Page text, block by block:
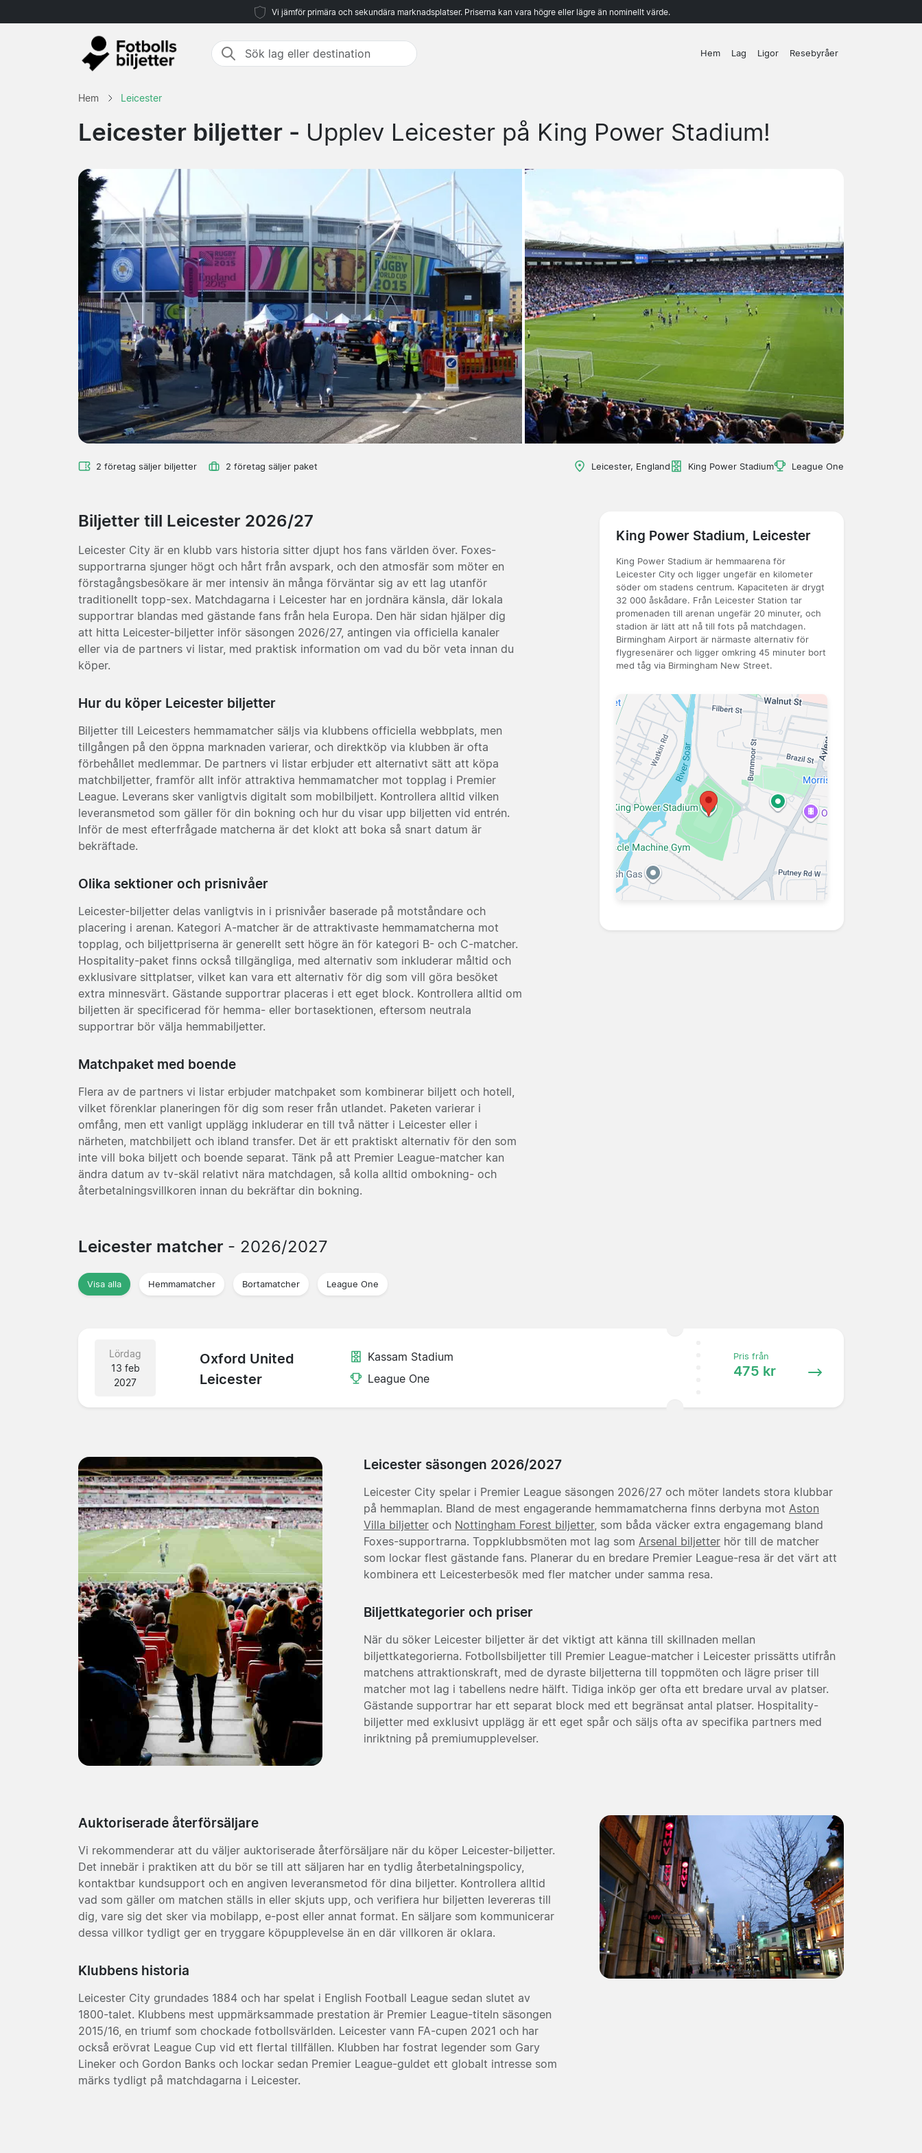
Vi jämför primära och sekundära marknadsplatser. Priserna kan vara högre eller lägre än nominellt värde.
Hem Lag Ligor Resebyråer
Hem Leicester
Leicester biljetter - Upplev Leicester på King Power Stadium!
2 företag säljer biljetter 2 företag säljer paket Leicester, England King Power Stadium League One
Biljetter till Leicester 2026/27
Leicester City är en klubb vars historia sitter djupt hos fans världen över. Foxes-
supportrarna sjunger högt och hårt från avspark, och den atmosfär som möter en
förstagångsbesökare är mer intensiv än många förväntar sig av ett lag utanför
traditionellt topp-sex. Matchdagarna i Leicester har en jordnära känsla, där lokala
supportrar blandas med gästande fans från hela Europa. Den här sidan hjälper dig
att hitta Leicester-biljetter inför säsongen 2026/27, antingen via officiella kanaler
eller via de partners vi listar, med praktisk information om vad du bör veta innan du
köper.
Hur du köper Leicester biljetter
Biljetter till Leicesters hemmamatcher säljs via klubbens officiella webbplats, men
tillgången på den öppna marknaden varierar, och direktköp via klubben är ofta
förbehållet medlemmar. De partners vi listar erbjuder ett alternativt sätt att köpa
matchbiljetter, framför allt inför attraktiva hemmamatcher mot topplag i Premier
League. Leverans sker vanligtvis digitalt som mobilbiljett. Kontrollera alltid vilken
leveransmetod som gäller för din bokning och hur du visar upp biljetten vid entrén.
Inför de mest efterfrågade matcherna är det klokt att boka så snart datum är
bekräftade.
Olika sektioner och prisnivåer
Leicester-biljetter delas vanligtvis in i prisnivåer baserade på motståndare och
placering i arenan. Kategori A-matcher är de attraktivaste hemmamatcherna mot
topplag, och biljettpriserna är generellt sett högre än för kategori B- och C-matcher.
Hospitality-paket finns också tillgängliga, med alternativ som inkluderar måltid och
exklusivare sittplatser, vilket kan vara ett alternativ för dig som vill göra besöket
extra minnesvärt. Gästande supportrar placeras i ett eget block. Kontrollera alltid om
biljetten är specificerad för hemma- eller bortasektionen, eftersom neutrala
supportrar bör välja hemmabiljetter.
Matchpaket med boende
Flera av de partners vi listar erbjuder matchpaket som kombinerar biljett och hotell,
vilket förenklar planeringen för dig som reser från utlandet. Paketen varierar i
omfång, men ett vanligt upplägg inkluderar en till två nätter i Leicester eller i
närheten, matchbiljett och ibland transfer. Det är ett praktiskt alternativ för den som
inte vill boka biljett och boende separat. Tänk på att Premier League-matcher kan
ändra datum av tv-skäl relativt nära matchdagen, så kolla alltid ombokning- och
återbetalningsvillkoren innan du bekräftar din bokning.
King Power Stadium, Leicester
King Power Stadium är hemmaarena för
Leicester City och ligger ungefär en kilometer
söder om stadens centrum. Kapaciteten är drygt
32 000 åskådare. Från Leicester Station tar
promenaden till arenan ungefär 20 minuter, och
stadion är lätt att nå till fots på matchdagen.
Birmingham Airport är närmaste alternativ för
flygresenärer och ligger omkring 45 minuter bort
med tåg via Birmingham New Street.
Leicester matcher - 2026/2027
Visa alla Hemmamatcher Bortamatcher League One
Lördag
13 feb
2027
Oxford United
Leicester
Kassam Stadium
League One
Pris från
475 kr
Leicester säsongen 2026/2027
Leicester City spelar i Premier League säsongen 2026/27 och möter landets stora klubbar
på hemmaplan. Bland de mest engagerande hemmamatcherna finns derbyna mot Aston
Villa biljetter och Nottingham Forest biljetter, som båda väcker extra engagemang bland
Foxes-supportrarna. Toppklubbsmöten mot lag som Arsenal biljetter hör till de matcher
som lockar flest gästande fans. Planerar du en bredare Premier League-resa är det värt att
kombinera ett Leicesterbesök med fler matcher under samma resa.
Biljettkategorier och priser
När du söker Leicester biljetter är det viktigt att känna till skillnaden mellan
biljettkategorierna. Fotbollsbiljetter till Premier League-matcher i Leicester prissätts utifrån
matchens attraktionskraft, med de dyraste biljetterna till toppmöten och lägre priser till
matcher mot lag i tabellens nedre hälft. Tidiga inköp ger ofta ett bredare urval av platser.
Gästande supportrar har ett separat block med ett begränsat antal platser. Hospitality-
biljetter med exklusivt upplägg är ett eget spår och säljs ofta av specifika partners med
inriktning på premiumupplevelser.
Auktoriserade återförsäljare
Vi rekommenderar att du väljer auktoriserade återförsäljare när du köper Leicester-biljetter.
Det innebär i praktiken att du bör se till att säljaren har en tydlig återbetalningspolicy,
kontaktbar kundsupport och en angiven leveransmetod för dina biljetter. Kontrollera alltid
vad som gäller om matchen ställs in eller skjuts upp, och verifiera hur biljetten levereras till
dig, vare sig det sker via mobilapp, e-post eller annat format. En säljare som kommunicerar
dessa villkor tydligt ger en tryggare köpupplevelse än en där villkoren är oklara.
Klubbens historia
Leicester City grundades 1884 och har spelat i English Football League sedan slutet av
1800-talet. Klubbens mest uppmärksammade prestation är Premier League-titeln säsongen
2015/16, en triumf som chockade fotbollsvärlden. Leicester vann FA-cupen 2021 och har
också erövrat League Cup vid ett flertal tillfällen. Klubben har fostrat legender som Gary
Lineker och Gordon Banks och lockar sedan Premier League-guldet ett globalt intresse som
märks tydligt på matchdagarna i Leicester.